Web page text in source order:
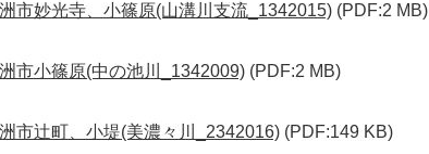
市妙光寺、小篠原(山溝川支流_1342015) (PDF:2 MB)
市小篠原(中の池川_1342009) (PDF:2 MB)
市辻町、小堤(美濃々川_2342016) (PDF:149 KB)